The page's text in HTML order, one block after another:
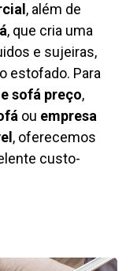
, além de
, que cria uma
e sujeiras,
estofado. Para
sofá preço,
ou empresa
, oferecemos
custo-